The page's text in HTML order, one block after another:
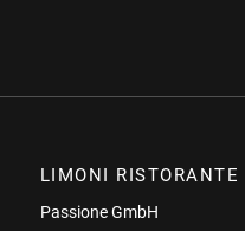
LIMONI RISTORANTE
Passione GmbH